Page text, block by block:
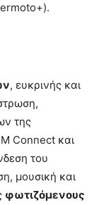
, ευκρινής και
της
Connect και
του
μουσική και
φωτιζόμενους